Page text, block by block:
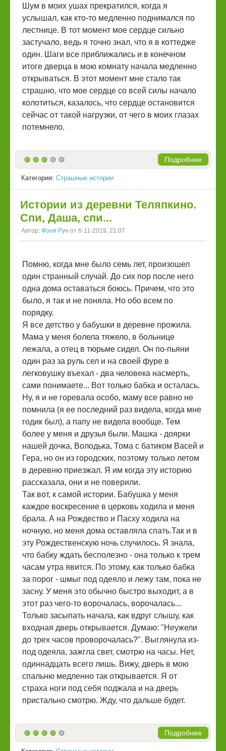
Шум в моих ушах прекратился, когда я
услышал, как кто-то медленно поднимался по
лестнице. В тот момент мое сердце сильно
застучало, ведь я точно знал, что я в коттедже
один. Шаги все приближались и в конечном
итоге дверца в мою комнату начала медленно
открываться. В этот момент мне стало так
страшно, что мое сердце со всей силы начало
колотиться, казалось, что сердце остановится
сейчас от такой нагрузки, от чего в моих глазах
потемнело.
Подробнее
Категория: Страшные истории
Истории из деревни Теляпкино.
Спи, Даша, спи...
Автор: Фоня Рун от 6-11-2019, 21:07
Помню, когда мне было семь лет, произошел
один странный случай. До сих пор после него
одна дома оставаться боюсь. Причем, что это
было, я так и не поняла. Но обо всем по
порядку.
Я все детство у бабушки в деревне прожила.
Мама у меня болела тяжело, в больнице
лежала, а отец в тюрьме сидел. Он по-пьяни
один раз за руль сел и на своей фуре в
легковушку въехал - два человека насмерть,
сами понимаете... Вот только бабка и осталась.
Ну, я и не горевала особо, маму все равно не
помнила (я ее последний раз видела, когда мне
годик был), а папу не видела вообще. Тем
более у меня и друзья были. Машка - доярки
нашей дочка, Володька, Тома с батиком Васей и
Гера, но он из городских, поэтому только летом
в деревню приезжал. Я им когда эту историю
рассказала, они и не поверили.
Так вот, к самой истории. Бабушка у меня
каждое воскресение в церковь ходила и меня
брала. А на Рождество и Пасху ходила на
ночную, но меня дома оставляла спать.Так и в
эту Рождественскую ночь случилось. Я знала,
что бабку ждать бесполезно - она только к трем
часам утра явится. По этому, как только бабка
за порог - шмыг под одеяло и лежу там, пока не
засну. У меня это обычно быстро выходит, а в
этот раз чего-то ворочалась, ворочалась...
Только засыпать начала, как вдруг слышу, как
входная дверь открывается. Думаю: "Неужели
до трех часов проворочалась?". Выглянула из-
под одеяла, зажгла свет, смотрю на часы. Нет,
одиннадцать всего лишь. Вижу, дверь в мою
спальню медленно так открывается. Я от
страха ноги под себя поджала и на дверь
пристально смотрю. Жду, что дальше будет.
Подробнее